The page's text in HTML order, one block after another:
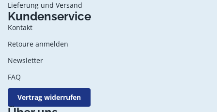
Lieferung und Versand
Kundenservice
Kontakt
Retoure anmelden
Newsletter
FAQ
Vertrag widerrufen
Datenschutzerklärung